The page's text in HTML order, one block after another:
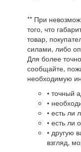
** При
того, что
товар,
силами, либо
Для более
сообщайте,
необходимую
• точный
•
• есть ли
• есть ли
• другую
взгляд,